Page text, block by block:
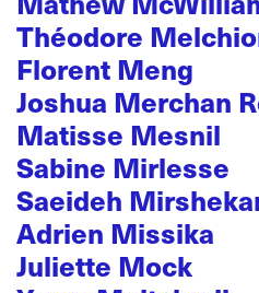
Théodore
Florent Meng
Joshua Merchan
Matisse Mesnil
Sabine Mirlesse
Saeideh
Adrien Missika
Juliette Mock